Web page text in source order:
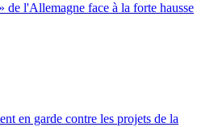
de l'Allemagne face à la forte hausse
en garde contre les projets de la